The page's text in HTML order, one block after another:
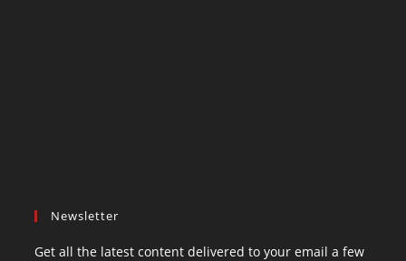
Newsletter
Get all the latest content delivered to your email a few